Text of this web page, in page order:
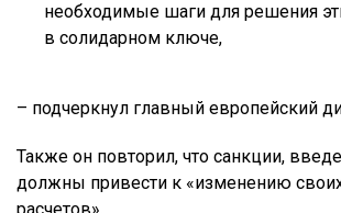
необходимые шаги для решения
в солидарном ключе,
– подчеркнул главный европейский
Также он повторил, что санкции,
должны привести к «изменению своих